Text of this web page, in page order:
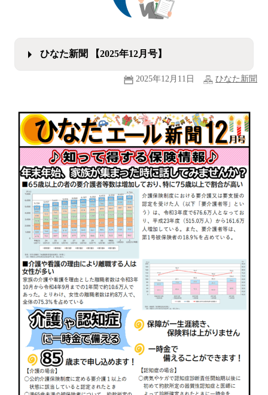
ひなた新聞 【2025年12月号】
2025年12月11日 ひなた新聞